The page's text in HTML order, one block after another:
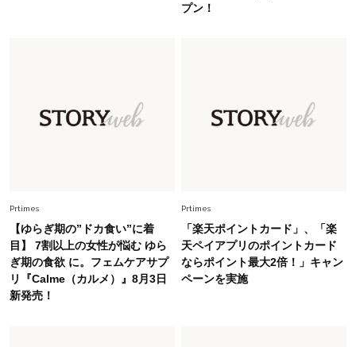
Fashion 2026.7.16
白黒でもこんなに華やぐ！40代、夏の「甘めト
40代の夏通勤はこれ１着！「きちんと感」も
「オシャレ」も整うトレンドトップス〈4選〉
Fashion 2026.6.26
プン！
Prtimes
【ゆらぎ期の”ドカ食い”に着
目】 7割以上の女性が悩む ゆら
ぎ期の食欲 に。フェムケアサプ
リ『Calme（カルメ）』8月3日
新発売！
Prtimes
「楽天ポイントカード」、「楽
天ペイアプリのポイントカード
ならポイント最大2倍！」キャン
ペーンを実施